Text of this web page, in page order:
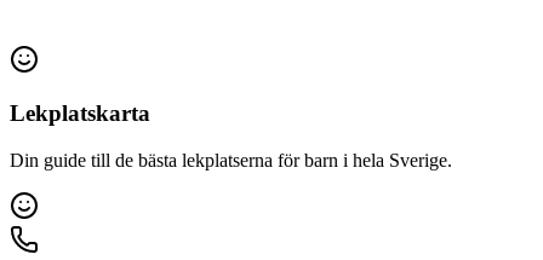
Lekplatskarta
Din guide till de bästa lekplatserna för barn i hela Sverige.